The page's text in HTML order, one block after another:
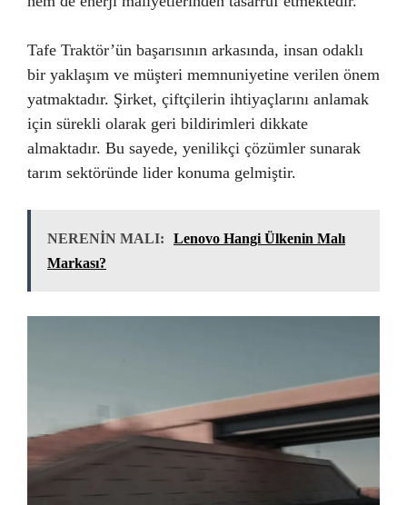
Tafe Traktör’ün başarısının arkasında, insan odaklı
bir yaklaşım ve müşteri memnuniyetine verilen önem
yatmaktadır. Şirket, çiftçilerin ihtiyaçlarını anlamak
için sürekli olarak geri bildirimleri dikkate
almaktadır. Bu sayede, yenilikçi çözümler sunarak
tarım sektöründe lider konuma gelmiştir.
NERENİN MALI:
Lenovo Hangi Ülkenin Malı
Markası?